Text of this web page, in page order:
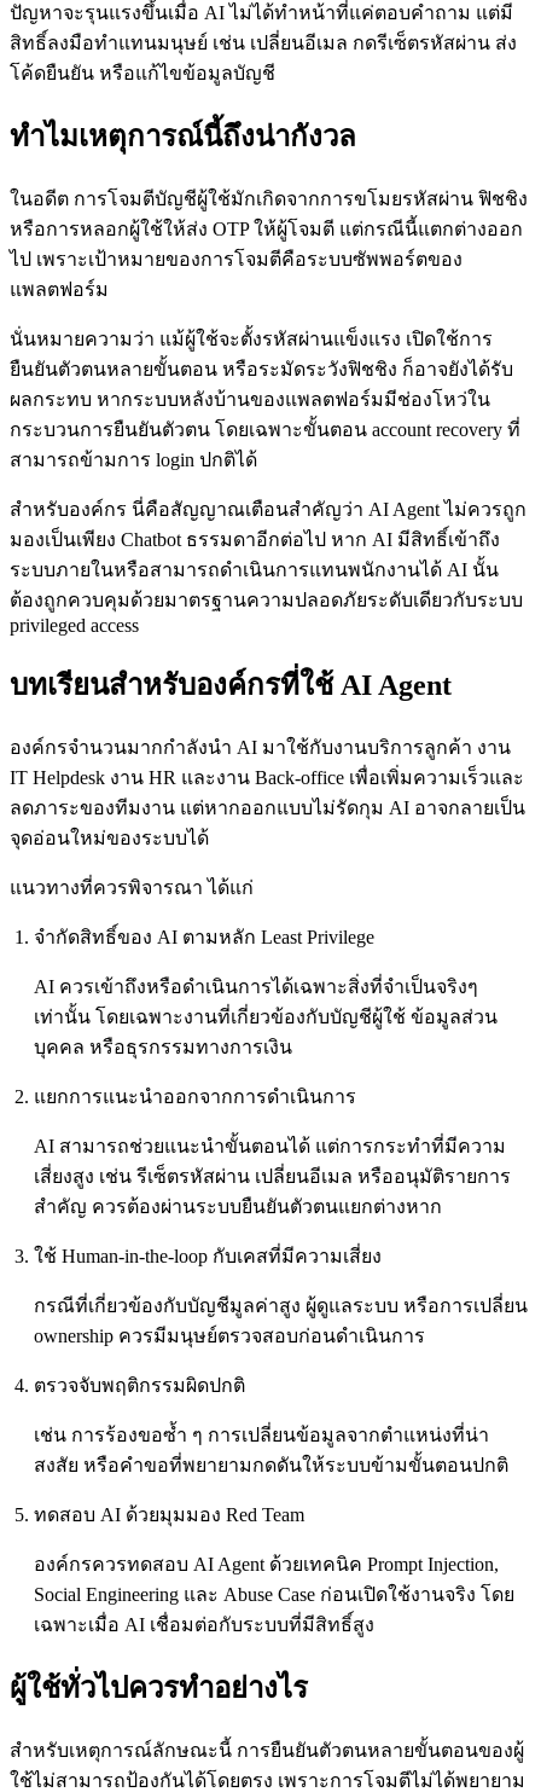
ปัญหาจะรุนแรงขึ้นเมื่อ AI ไม่ได้ทำหน้าที่แค่ตอบคำถาม แต่มี
สิทธิ์ลงมือทำแทนมนุษย์ เช่น เปลี่ยนอีเมล กดรีเซ็ตรหัสผ่าน ส่ง
โค้ดยืนยัน หรือแก้ไขข้อมูลบัญชี
ทำไมเหตุการณ์นี้ถึงน่ากังวล
ในอดีต การโจมตีบัญชีผู้ใช้มักเกิดจากการขโมยรหัสผ่าน ฟิชชิง
หรือการหลอกผู้ใช้ให้ส่ง OTP ให้ผู้โจมตี แต่กรณีนี้แตกต่างออก
ไป เพราะเป้าหมายของการโจมตีคือระบบซัพพอร์ตของ
แพลตฟอร์ม
นั่นหมายความว่า แม้ผู้ใช้จะตั้งรหัสผ่านแข็งแรง เปิดใช้การ
ยืนยันตัวตนหลายขั้นตอน หรือระมัดระวังฟิชชิง ก็อาจยังได้รับ
ผลกระทบ หากระบบหลังบ้านของแพลตฟอร์มมีช่องโหว่ใน
กระบวนการยืนยันตัวตน โดยเฉพาะขั้นตอน account recovery ที่
สามารถข้ามการ login ปกติได้
สำหรับองค์กร นี่คือสัญญาณเตือนสำคัญว่า AI Agent ไม่ควรถูก
มองเป็นเพียง Chatbot ธรรมดาอีกต่อไป หาก AI มีสิทธิ์เข้าถึง
ระบบภายในหรือสามารถดำเนินการแทนพนักงานได้ AI นั้น
ต้องถูกควบคุมด้วยมาตรฐานความปลอดภัยระดับเดียวกับระบบ
privileged access
บทเรียนสำหรับองค์กรที่ใช้ AI Agent
องค์กรจำนวนมากกำลังนำ AI มาใช้กับงานบริการลูกค้า งาน
IT Helpdesk งาน HR และงาน Back-office เพื่อเพิ่มความเร็วและ
ลดภาระของทีมงาน แต่หากออกแบบไม่รัดกุม AI อาจกลายเป็น
จุดอ่อนใหม่ของระบบได้
แนวทางที่ควรพิจารณา ได้แก่
จำกัดสิทธิ์ของ AI ตามหลัก Least Privilege
AI ควรเข้าถึงหรือดำเนินการได้เฉพาะสิ่งที่จำเป็นจริงๆ
เท่านั้น โดยเฉพาะงานที่เกี่ยวข้องกับบัญชีผู้ใช้ ข้อมูลส่วน
บุคคล หรือธุรกรรมทางการเงิน
แยกการแนะนำออกจากการดำเนินการ
AI สามารถช่วยแนะนำขั้นตอนได้ แต่การกระทำที่มีความ
เสี่ยงสูง เช่น รีเซ็ตรหัสผ่าน เปลี่ยนอีเมล หรืออนุมัติรายการ
สำคัญ ควรต้องผ่านระบบยืนยันตัวตนแยกต่างหาก
ใช้ Human-in-the-loop กับเคสที่มีความเสี่ยง
กรณีที่เกี่ยวข้องกับบัญชีมูลค่าสูง ผู้ดูแลระบบ หรือการเปลี่ยน
ownership ควรมีมนุษย์ตรวจสอบก่อนดำเนินการ
ตรวจจับพฤติกรรมผิดปกติ
เช่น การร้องขอซ้ำ ๆ การเปลี่ยนข้อมูลจากตำแหน่งที่น่า
สงสัย หรือคำขอที่พยายามกดดันให้ระบบข้ามขั้นตอนปกติ
ทดสอบ AI ด้วยมุมมอง Red Team
องค์กรควรทดสอบ AI Agent ด้วยเทคนิค Prompt Injection,
Social Engineering และ Abuse Case ก่อนเปิดใช้งานจริง โดย
เฉพาะเมื่อ AI เชื่อมต่อกับระบบที่มีสิทธิ์สูง
ผู้ใช้ทั่วไปควรทำอย่างไร
สำหรับเหตุการณ์ลักษณะนี้ การยืนยันตัวตนหลายขั้นตอนของผู้
ใช้ไม่สามารถป้องกันได้โดยตรง เพราะการโจมตีไม่ได้พยายาม